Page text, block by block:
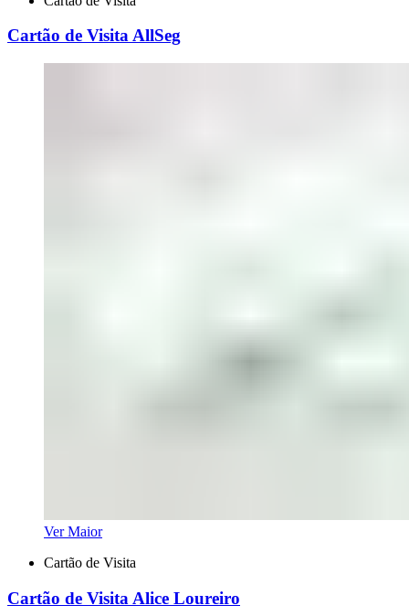
Cartão de Visita AllSeg
Ver Maior
Cartão de Visita
Cartão de Visita Alice Loureiro